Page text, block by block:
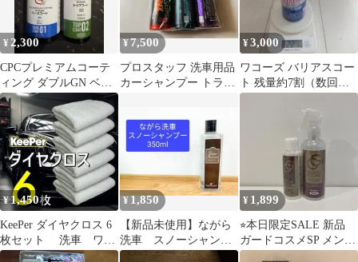
¥ 2,300
CPCプレミアムコーテ
ィング ダブルGN ベー
ス＆トップコートセッ
ト
¥7,500
プロスタッフ 洗車用品
カーシャンプー トライ
¥3,000
ワコーズ バリアスコー
ト 残量約7割（数回使
用)
¥1,450
KeePer ダイヤクロス 6
枚セット 洗車 ワッ
クス拭き上げクロス
¥1,850
【新品未使用】ながら
洗車 スノーシャンプ
ー ３５０ml １本
¥ 1,899
⭐︎本日限定SALE 新品
ガードコスメSP メンテ
ナンスクリーナー 2本